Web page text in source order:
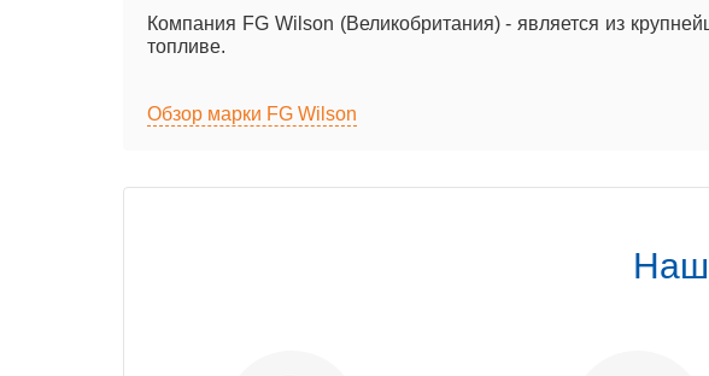
Компания FG Wilson (Великобритания) - является из
топливе.
Обзор марки FG Wilson